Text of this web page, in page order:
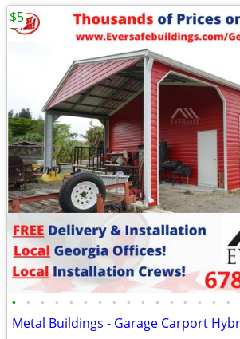
• • • • • • • • • • • • • • • •
Metal Buildings - Garage Carport
$5